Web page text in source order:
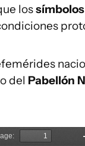
los
del Pabellón